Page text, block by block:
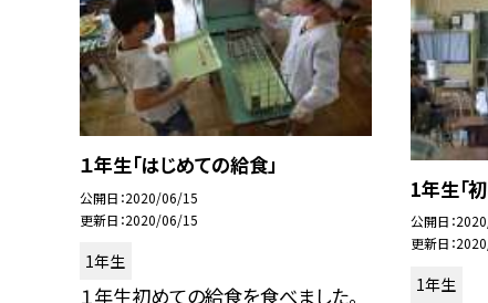
１年生「はじめての給食」
公開日 2020/06/15
更新日 2020/06/15
1年生
１年生初めての給食を食べました。
1年生「
公開日
更新日
1年生